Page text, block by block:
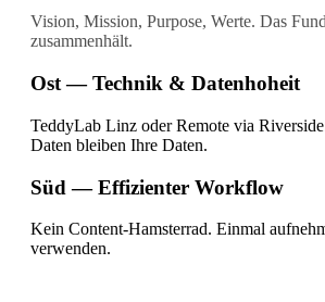
Vision, Mission, Purpose, Werte. Das
zusammenhält.
Ost — Technik & Datenhoheit
TeddyLab Linz oder Remote via
Daten bleiben Ihre Daten.
Süd — Effizienter Workflow
Kein Content-Hamsterrad. Einmal
verwenden.